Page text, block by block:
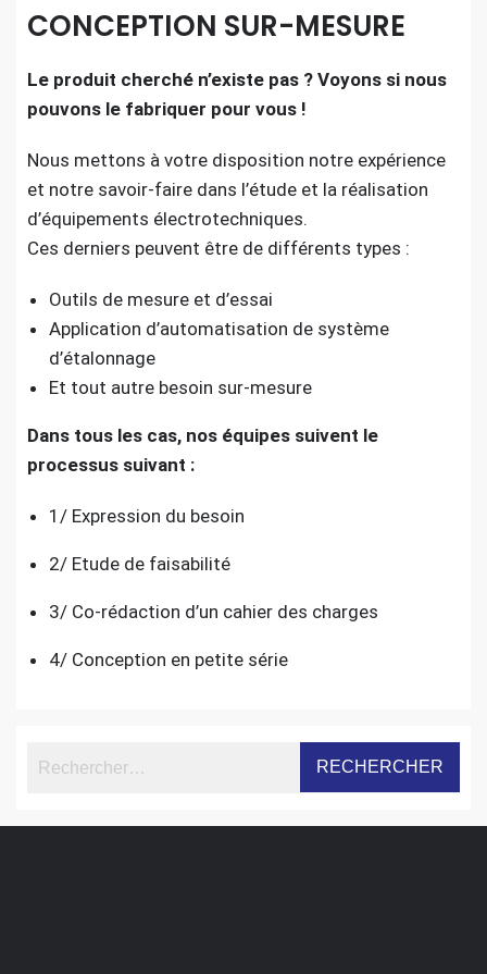
CONCEPTION SUR-MESURE
Le produit cherché n’existe pas ? Voyons si nous
pouvons le fabriquer pour vous !
Nous mettons à votre disposition notre expérience
et notre savoir-faire dans l’étude et la réalisation
d’équipements électrotechniques.
Ces derniers peuvent être de différents types :
Outils de mesure et d’essai
Application d’automatisation de système
d’étalonnage
Et tout autre besoin sur-mesure
Dans tous les cas, nos équipes suivent le
processus suivant :
1/ Expression du besoin
2/ Etude de faisabilité
3/ Co-rédaction d’un cahier des charges
4/ Conception en petite série